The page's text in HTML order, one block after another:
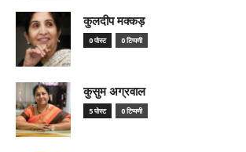
कुलदीप मक्कड़
0 पोस्ट 0 टिप्पणी
कुसुम अग्रवाल
5 पोस्ट 0 टिप्पणी